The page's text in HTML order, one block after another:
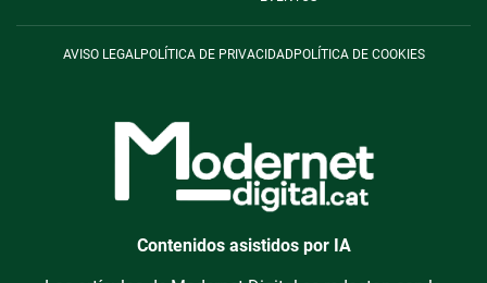
AVISO LEGALPOLÍTICA DE PRIVACIDADPOLÍTICA DE COOKIES
Contenidos asistidos por IA